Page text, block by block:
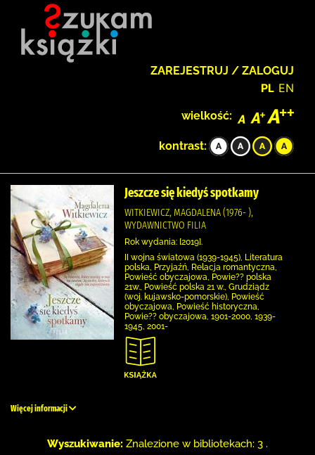
ZAREJESTRUJ / ZALOGUJ
PL EN
wielkość:
kontrast:
Jeszcze się kiedyś spotkamy
WITKIEWICZ, MAGDALENA (1976- ),
WYDAWNICTWO FILIA
Rok wydania: [2019].
II wojna światowa (1939-1945), Literatura
polska, Przyjaźń, Relacja romantyczna,
Powieść obyczajowa, Powie?? polska
21w., Powieść polska 21 w., Grudziądz
(woj. kujawsko-pomorskie), Powieść
obyczajowa, Powieść historyczna,
Powie?? obyczajowa, 1901-2000, 1939-
1945, 2001-
Więcej informacji
Wyszukiwanie: Znalezione w bibliotekach: 3 .